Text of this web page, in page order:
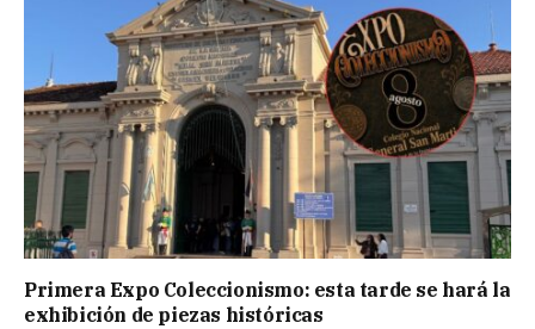
Primera Expo Coleccionismo: esta tarde se hará la
exhibición de piezas históricas